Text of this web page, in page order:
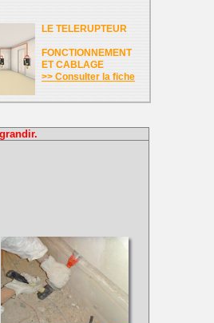
LE TELERUPTEUR
FONCTIONNEMENT
ET CABLAGE
>> Consulter la fiche